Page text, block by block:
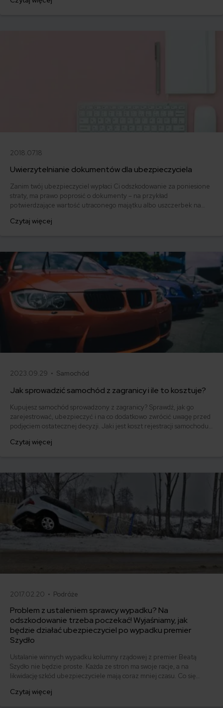
Czy jest to droga dla Ciebie? Sprawdź!
2018.07.18
Uwierzytelnianie dokumentów dla ubezpieczyciela
Zanim twój ubezpieczyciel wypłaci Ci odszkodowanie za poniesione
straty, ma prawo poprosić o dokumenty – na przykład
potwierdzające wartość utraconego majątku albo uszczerbek na
jest uwierzytelnienie dokumentów i jak go dokonać?
Czytaj więcej
2023.09.29 • Samochód
Jak sprowadzić samochód z zagranicy i ile to kosztuje?
Kupujesz samochód sprowadzony z zagranicy? Sprawdź, jak go
zarejestrować, ubezpieczyć i na co dodatkowo zwrócić uwagę przed
podjęciem ostatecznej decyzji. Jaki jest koszt rejestracji samochodu
Czytaj więcej
2017.02.20 • Podróże
Problem z ustaleniem sprawcy wypadku? Na
odszkodowanie trzeba poczekać! Wyjaśniamy, jak
będzie działać ubezpieczyciel po wypadku premier
Szydło
Ustalanie winnych wypadku kolumny rządowej z premier Beatą
Szydło nie będzie proste. Każda ze stron ma swoje racje, a na
likwidację szkód ubezpieczyciele mają coraz mniej czasu. Co się
zdarza się dość często. A ile po takim wypadku możesz dołożyć do
Czytaj więcej